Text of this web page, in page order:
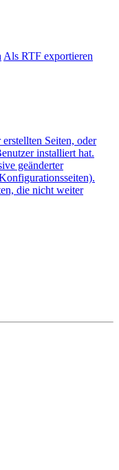
Als RTF exportieren
Seiten, oder
installiert hat.
geänderter
die nicht weiter